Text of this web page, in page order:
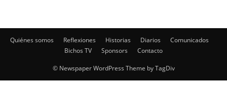
Quiénes somos Reflexiones Historias Diarios
Comunicados
Bichos TV
Sponsors Contacto
© Newspaper WordPress Theme by TagDiv